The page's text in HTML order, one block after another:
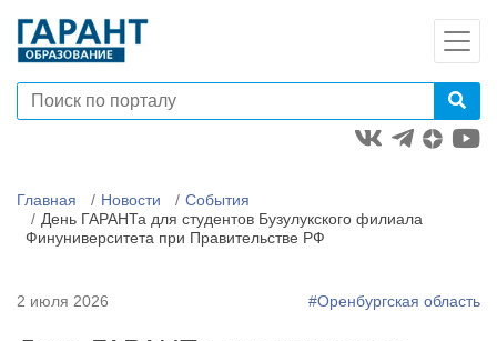
Главная Новости
События
День ГАРАНТа для студентов Бузулукского филиала
Финуниверситета при Правительстве РФ
2 июля 2026 #Оренбургская область